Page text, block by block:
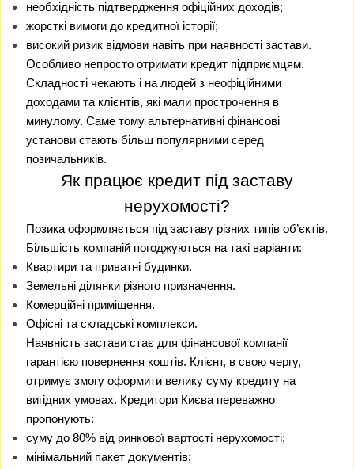
необхідність підтвердження офіційних доходів;
жорсткі вимоги до кредитної історії;
високий ризик відмови навіть при наявності застави.
Особливо непросто отримати кредит підприємцям.
Складності чекають і на людей з неофіційними
доходами та клієнтів, які мали прострочення в
минулому. Саме тому альтернативні фінансові
установи стають більш популярними серед
позичальників.
Як працює кредит під заставу
нерухомості?
Позика оформляється під заставу різних типів об’єктів.
Більшість компаній погоджуються на такі варіанти:
Квартири та приватні будинки.
Земельні ділянки різного призначення.
Комерційні приміщення.
Офісні та складські комплекси.
Наявність застави стає для фінансової компанії
гарантією повернення коштів. Клієнт, в свою чергу,
отримує змогу оформити велику суму кредиту на
вигідних умовах. Кредитори Києва переважно
пропонують:
суму до 80% від ринкової вартості нерухомості;
мінімальний пакет документів;